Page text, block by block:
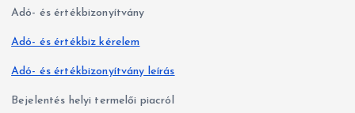
Adó- és értékbizonyítvány
Adó- és értékbiz kérelem
Adó- és értékbizonyítvány leírás
Bejelentés helyi termelői piacról